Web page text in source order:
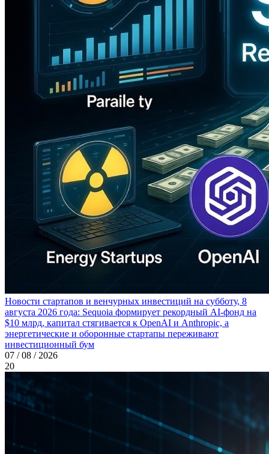
Новости стартапов и венчурных инвестиций на субботу, 8
августа 2026 года: Sequoia формирует рекордный AI-фонд на
$10 млрд, капитал стягивается к OpenAI и Anthropic, а
энергетические и оборонные стартапы переживают
инвестиционный бум
07 / 08 / 2026
20